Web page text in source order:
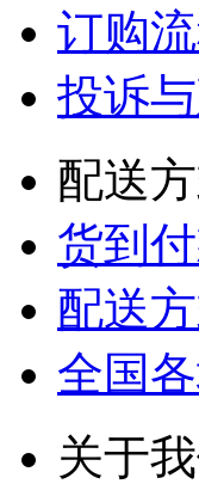
订购
投诉
配送
货到
配送
全国
关于